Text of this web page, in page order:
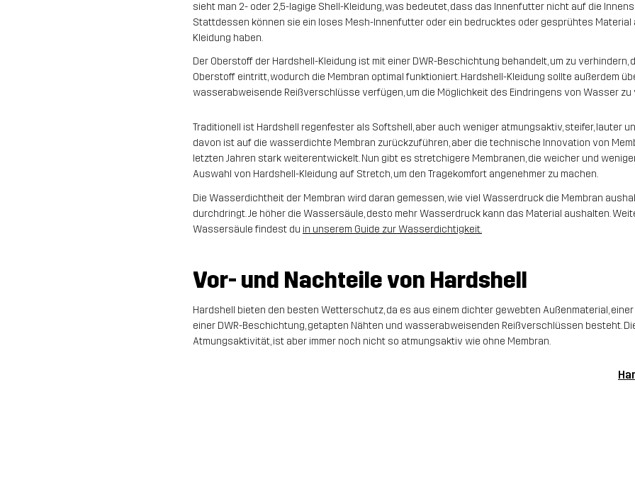
sieht man 2- oder 2,5-lagige Shell-Kleidung, was bedeutet, dass das Innenfutter nicht auf die
Stattdessen können sie ein loses Mesh-Innenfutter oder ein bedrucktes oder gesprühtes Material
Kleidung haben.
Der Oberstoff der Hardshell-Kleidung ist mit einer DWR-Beschichtung behandelt, um zu verhindern,
Oberstoff eintritt, wodurch die Membran optimal funktioniert. Hardshell-Kleidung sollte außerdem
wasserabweisende Reißverschlüsse verfügen, um die Möglichkeit des Eindringens von Wasser zu
Traditionell ist Hardshell regenfester als Softshell, aber auch weniger atmungsaktiv, steifer, lauter
davon ist auf die wasserdichte Membran zurückzuführen, aber die technische Innovation von
letzten Jahren stark weiterentwickelt. Nun gibt es stretchigere Membranen, die weicher und
Auswahl von Hardshell-Kleidung auf Stretch, um den Tragekomfort angenehmer zu machen.
Die Wasserdichtheit der Membran wird daran gemessen, wie viel Wasserdruck die Membran
durchdringt. Je höher die Wassersäule, desto mehr Wasserdruck kann das Material aushalten.
Wassersäule findest du in unserem Guide zur Wasserdichtigkeit.
Vor- und Nachteile von Hardshell
Hardshell bieten den besten Wetterschutz, da es aus einem dichter gewebten Außenmaterial,
einer DWR-Beschichtung, getapten Nähten und wasserabweisenden Reißverschlüssen besteht.
Atmungsaktivität, ist aber immer noch nicht so atmungsaktiv wie ohne Membran.